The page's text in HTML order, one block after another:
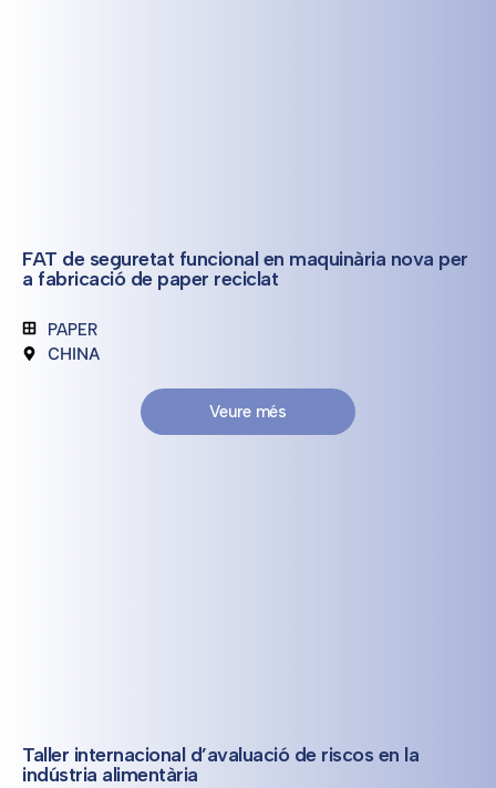
FAT de seguretat funcional en maquinària nova per
a fabricació de paper reciclat
PAPER
CHINA
Veure més
Taller internacional d’avaluació de riscos en la
indústria alimentària